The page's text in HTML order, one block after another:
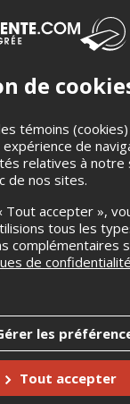
Envoyer
par
courriel
à titre de mandataire
le cadre de
à propos de cet
de l’événement,
.
que vous
de
témoins
de
relatives à
de nos sites.
Tout accepter »,
tous les
complémentaires
de
les
Tout accepter